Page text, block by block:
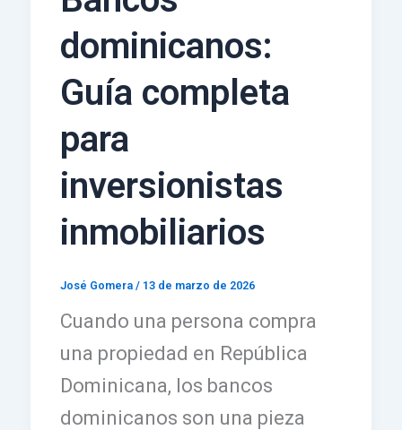
dominicanos:
Guía completa
para
inversionistas
inmobiliarios
José Gomera / 13 de marzo de 2026
Cuando una persona compra
una propiedad en República
Dominicana, los bancos
dominicanos son una pieza